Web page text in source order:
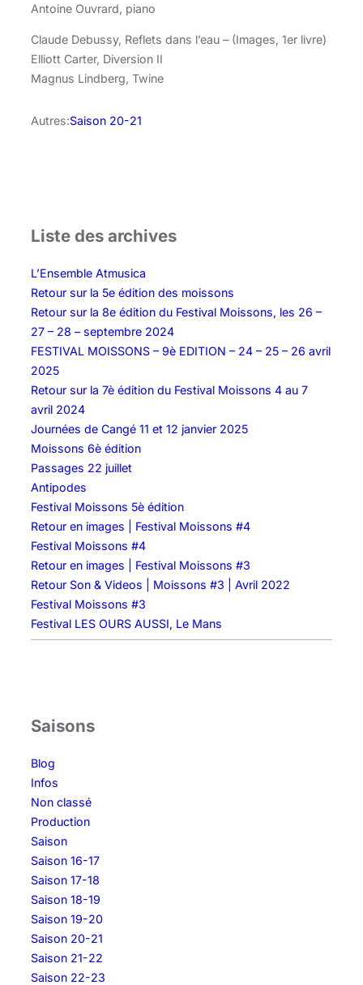
Antoine Ouvrard, piano
Claude Debussy, Reflets dans l’eau – (Images, 1er livre)
Elliott Carter, Diversion II
Magnus Lindberg, Twine
Autres:Saison 20-21
Liste des archives
L’Ensemble Atmusica
Retour sur la 5e édition des moissons
Retour sur la 8e édition du Festival Moissons, les 26 –
27 – 28 – septembre 2024
FESTIVAL MOISSONS – 9è EDITION – 24 – 25 – 26 avril
2025
Retour sur la 7è édition du Festival Moissons 4 au 7
avril 2024
Journées de Cangé 11 et 12 janvier 2025
Moissons 6è édition
Passages 22 juillet
Antipodes
Festival Moissons 5è édition
Retour en images | Festival Moissons #4
Festival Moissons #4
Retour en images | Festival Moissons #3
Retour Son & Videos | Moissons #3 | Avril 2022
Festival Moissons #3
Festival LES OURS AUSSI, Le Mans
Saisons
Blog
Infos
Non classé
Production
Saison
Saison 16-17
Saison 17-18
Saison 18-19
Saison 19-20
Saison 20-21
Saison 21-22
Saison 22-23